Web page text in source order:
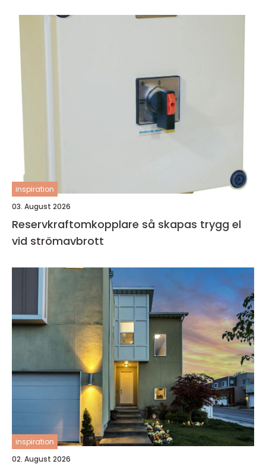
inspiration
03. August 2026
Reservkraftomkopplare så skapas trygg el
vid strömavbrott
inspiration
02. August 2026